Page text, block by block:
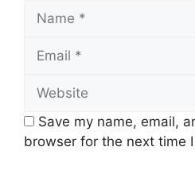
Name
Email
Website
Save my name, email,
browser for the next time